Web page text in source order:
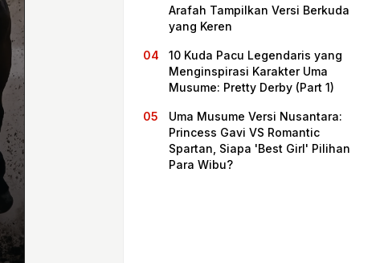
Arafah Tampilkan Versi Berkuda
yang Keren
10 Kuda Pacu Legendaris yang
Menginspirasi Karakter Uma
Musume: Pretty Derby (Part 1)
Uma Musume Versi Nusantara:
Princess Gavi VS Romantic
Spartan, Siapa 'Best Girl' Pilihan
Para Wibu?